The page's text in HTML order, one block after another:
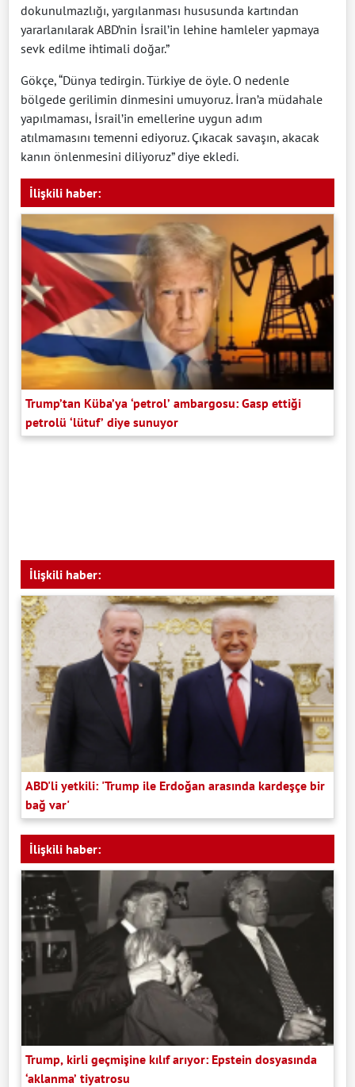
dokunulmazlığı, yargılanması hususunda kartından
yararlanılarak ABD’nin İsrail’in lehine hamleler yapmaya
sevk edilme ihtimali doğar.”
Gökçe, “Dünya tedirgin. Türkiye de öyle. O nedenle
bölgede gerilimin dinmesini umuyoruz. İran’a müdahale
yapılmaması, İsrail’in emellerine uygun adım
atılmamasını temenni ediyoruz. Çıkacak savaşın, akacak
kanın önlenmesini diliyoruz” diye ekledi.
İlişkili haber:
Trump’tan Küba’ya ‘petrol’ ambargosu: Gasp ettiği
petrolü ‘lütuf’ diye sunuyor
İlişkili haber:
ABD'li yetkili: 'Trump ile Erdoğan arasında kardeşçe bir
bağ var'
İlişkili haber:
Trump, kirli geçmişine kılıf arıyor: Epstein dosyasında
‘aklanma’ tiyatrosu